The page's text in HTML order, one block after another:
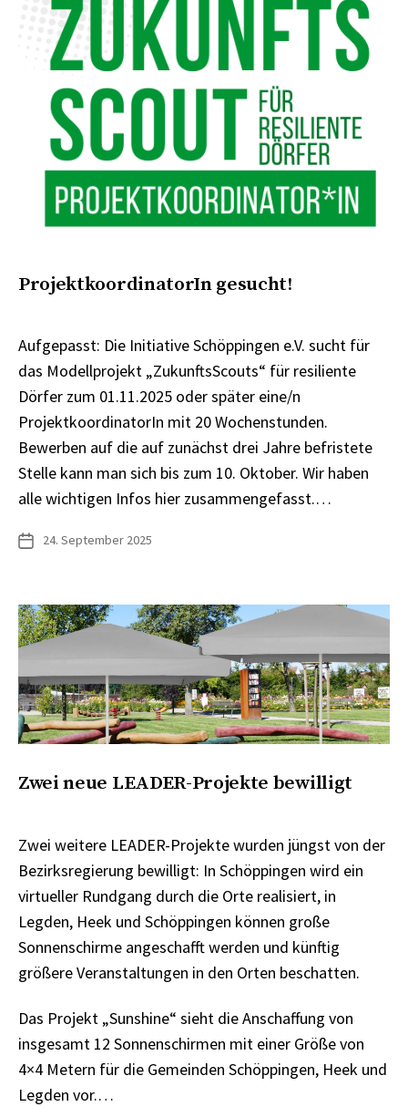
ProjektkoordinatorIn gesucht!
Aufgepasst: Die Initiative Schöppingen e.V. sucht für
das Modellprojekt „ZukunftsScouts“ für resiliente
Dörfer zum 01.11.2025 oder später eine/n
ProjektkoordinatorIn mit 20 Wochenstunden.
Bewerben auf die auf zunächst drei Jahre befristete
Stelle kann man sich bis zum 10. Oktober. Wir haben
alle wichtigen Infos hier zusammengefasst.…
Veröffentlichungsdatum
24. September 2025
Zwei neue LEADER-Projekte bewilligt
Zwei weitere LEADER-Projekte wurden jüngst von der
Bezirksregierung bewilligt: In Schöppingen wird ein
virtueller Rundgang durch die Orte realisiert, in
Legden, Heek und Schöppingen können große
Sonnenschirme angeschafft werden und künftig
größere Veranstaltungen in den Orten beschatten.
Das Projekt „Sunshine“ sieht die Anschaffung von
insgesamt 12 Sonnenschirmen mit einer Größe von
4×4 Metern für die Gemeinden Schöppingen, Heek und
Legden vor.…